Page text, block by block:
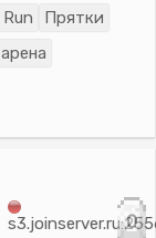
Прятки
0